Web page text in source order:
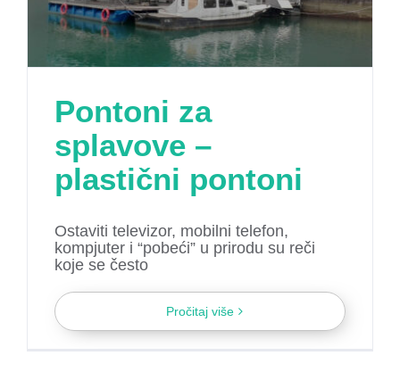
Pontoni za
splavove –
plastični pontoni
Ostaviti televizor, mobilni telefon,
kompjuter i “pobeći” u prirodu su reči
koje se često
Pročitaj više